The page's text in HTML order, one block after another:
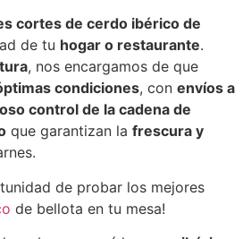
cortes de cerdo ibérico de
de tu hogar o restaurante.
, nos encargamos de que
condiciones, con envíos a
control de la cadena de
que garantizan la frescura y
de probar los mejores
de bellota en tu mesa!